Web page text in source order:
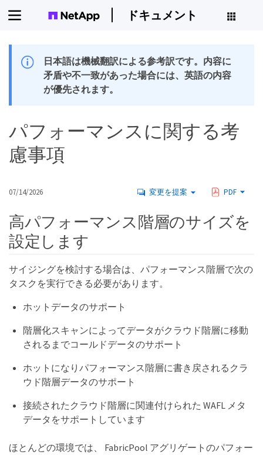
ドキュメント
日本語は機械翻訳による参考訳です。内容に
矛盾や不一致があった場合には、英語の内容
が優先されます。
パフォーマンスに関する考
慮事項
07/14/2026 変更を提案 PDF
高パフォーマンス階層のサイズを
設定します
サイジングを検討する場合は、パフォーマンス階層で次の
タスクを実行できる必要があります。
ホットデータのサポート
階層化スキャンによってデータがクラウド階層に移動
されるまでコールドデータのサポート
ホットになりパフォーマンス階層に書き戻されるクラ
ウド階層データのサポート
接続されたクラウド階層に関連付けられた WAFL メタ
データをサポートしています
ほとんどの環境では、 FabricPool アグリゲートのパフォー